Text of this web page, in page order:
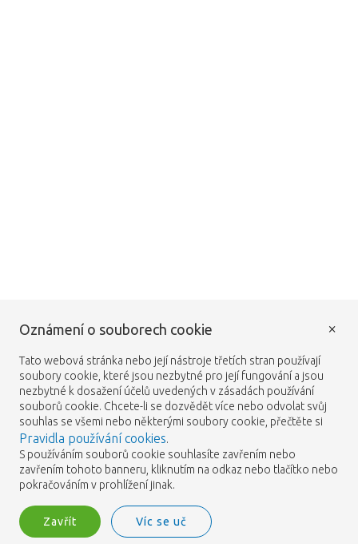
Oznámení o souborech cookie
Tato webová stránka nebo její nástroje třetích stran používají
soubory cookie, které jsou nezbytné pro její fungování a jsou
nezbytné k dosažení účelů uvedených v zásadách používání
souborů cookie. Chcete-li se dozvědět více nebo odvolat svůj
souhlas se všemi nebo některými soubory cookie, přečtěte si
Pravidla používání cookies.
S používáním souborů cookie souhlasíte zavřením nebo
zavřením tohoto banneru, kliknutím na odkaz nebo tlačítko nebo
pokračováním v prohlížení jinak.
Zavřít Víc se uč
×